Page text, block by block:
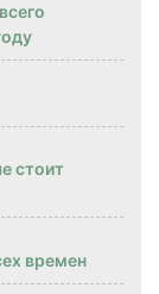
стоит
времен